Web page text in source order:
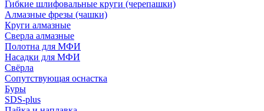
Гибкие шлифовальные круги (черепашки)
Алмазные фрезы (чашки)
Круги алмазные
Сверла алмазные
Полотна для МФИ
Насадки для МФИ
Свёрла
Сопутствующая оснастка
Буры
SDS-plus